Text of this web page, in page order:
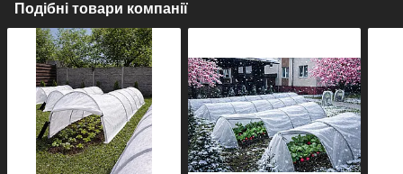
Подібні товари компанії